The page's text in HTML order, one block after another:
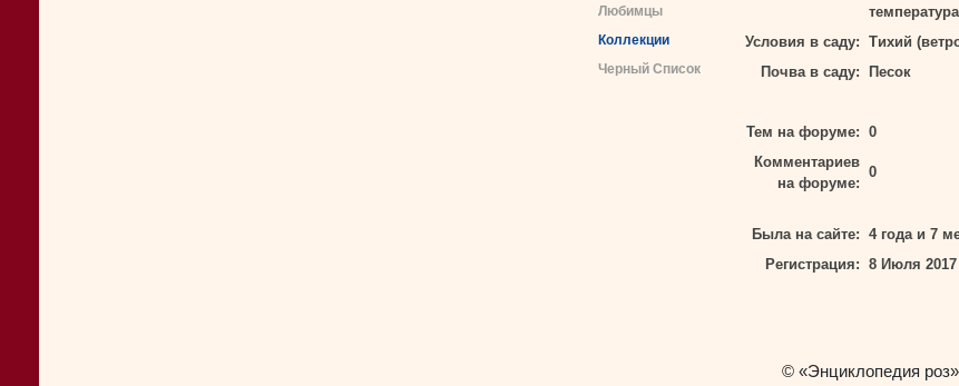
Любимцы
Коллекции
Черный Список
Условия в саду: Тихий
Почва в саду:
Песок
Тем на форуме: 0
Комментариев
на форуме:
0
Была на сайте: 4 года и 7
Регистрация: 8 Июля 2017
© «Энциклопедия роз»